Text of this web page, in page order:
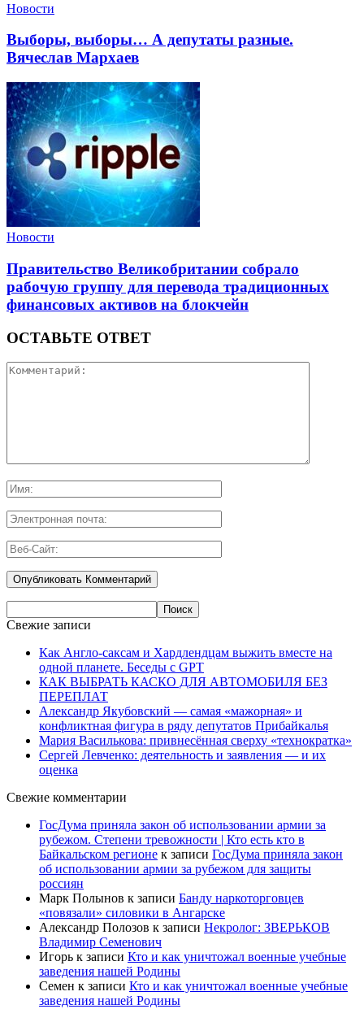
Новости
Выборы, выборы… А депутаты разные.
Вячеслав Мархаев
Новости
Правительство Великобритании собрало
рабочую группу для перевода традиционных
финансовых активов на блокчейн
ОСТАВЬТЕ ОТВЕТ
Свежие записи
Как Англо-саксам и Хардлендцам выжить вместе на
одной планете. Беседы с GPT
КАК ВЫБРАТЬ КАСКО ДЛЯ АВТОМОБИЛЯ БЕЗ
ПЕРЕПЛАТ
Александр Якубовский — самая «мажорная» и
конфликтная фигура в ряду депутатов Прибайкалья
Мария Василькова: привнесённая сверху «технократка»
Сергей Левченко: деятельность и заявления — и их
оценка
Свежие комментарии
ГосДума приняла закон об использовании армии за
рубежом. Степени тревожности | Кто есть кто в
Байкальском регионе к записи ГосДума приняла закон
об использовании армии за рубежом для защиты
россиян
Марк Полынов к записи Банду наркоторговцев
«повязали» силовики в Ангарске
Александр Полозов к записи Некролог: ЗВЕРЬКОВ
Владимир Семенович
Игорь к записи Кто и как уничтожал военные учебные
заведения нашей Родины
Семен к записи Кто и как уничтожал военные учебные
заведения нашей Родины